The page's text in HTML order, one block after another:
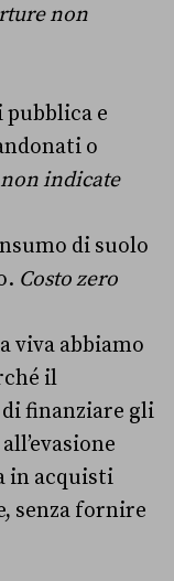
non
pubblica e
o
indicate
di suolo
Costo zero
viva abbiamo
il
di finanziare gli
in acquisti
senza fornire